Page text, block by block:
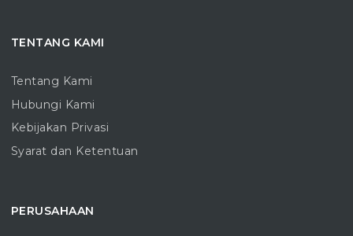
TENTANG KAMI
Tentang Kami
Hubungi Kami
Kebijakan Privasi
Syarat dan Ketentuan
PERUSAHAAN